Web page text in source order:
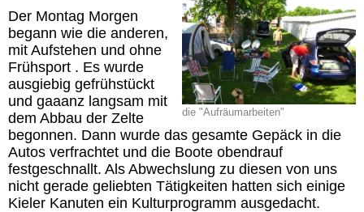
die "Aufräumarbeiten"
Der Montag Morgen
begann wie die anderen,
mit Aufstehen und ohne
Frühsport . Es wurde
ausgiebig gefrühstückt
und gaaanz langsam mit
dem Abbau der Zelte
begonnen. Dann wurde das gesamte Gepäck in die
Autos verfrachtet und die Boote obendrauf
festgeschnallt. Als Abwechslung zu diesen von uns
nicht gerade geliebten Tätigkeiten hatten sich einige
Kieler Kanuten ein Kulturprogramm ausgedacht.